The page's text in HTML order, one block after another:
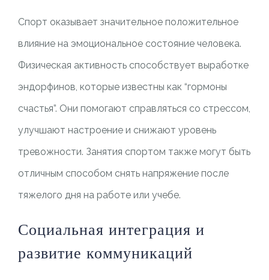
Спорт оказывает значительное положительное
влияние на эмоциональное состояние человека.
Физическая активность способствует выработке
эндорфинов, которые известны как “гормоны
счастья”. Они помогают справляться со стрессом,
улучшают настроение и снижают уровень
тревожности. Занятия спортом также могут быть
отличным способом снять напряжение после
тяжелого дня на работе или учебе.
Социальная интеграция и
развитие коммуникаций